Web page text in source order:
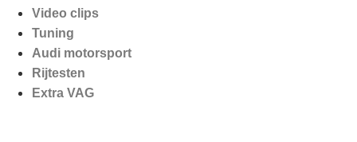
Video clips
Tuning
Audi motorsport
Rijtesten
Extra VAG